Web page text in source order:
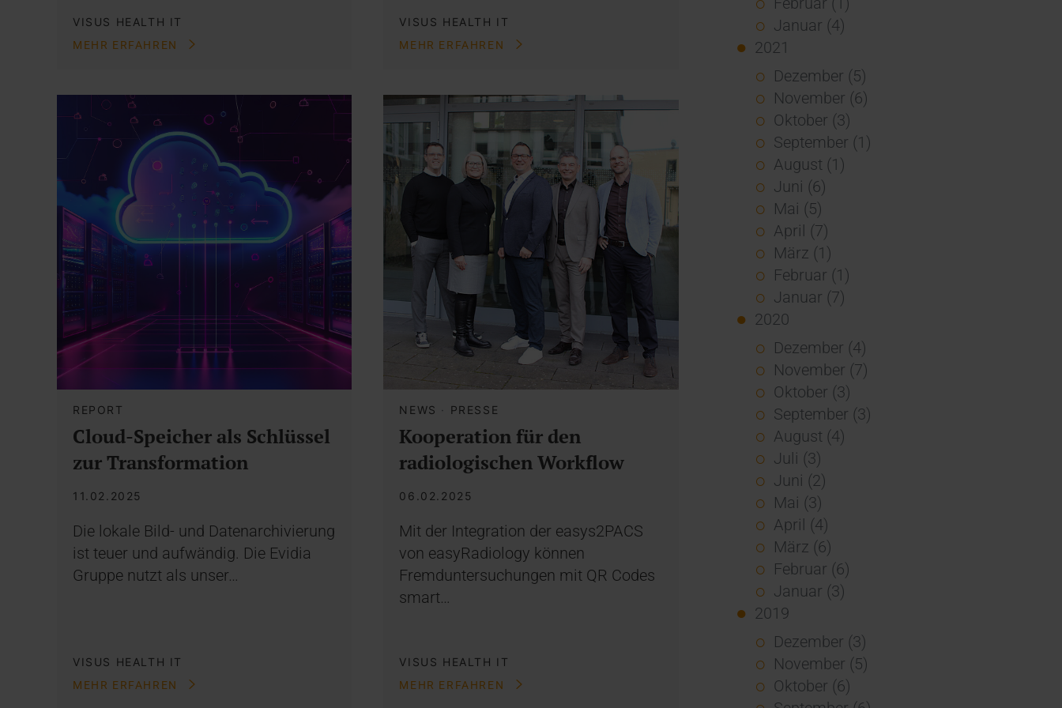
VISUS HEALTH IT
MEHR ERFAHREN
VISUS HEALTH IT
MEHR ERFAHREN
REPORT
Cloud-Speicher als Schlüssel
zur Transformation
11.02.2025
Die lokale Bild- und Datenarchivierung
ist teuer und aufwändig. Die Evidia
Gruppe nutzt als unser…
VISUS HEALTH IT
MEHR ERFAHREN
NEWS · PRESSE
Kooperation für den
radiologischen Workflow
06.02.2025
Mit der Integration der easys2PACS
von easyRadiology können
Fremduntersuchungen mit QR Codes
smart…
VISUS HEALTH IT
MEHR ERFAHREN
Januar (4)
2021
Dezember (5)
November (6)
Oktober (3)
September (1)
August (1)
Juni (6)
Mai (5)
April (7)
März (1)
Februar (1)
Januar (7)
2020
Dezember (4)
November (7)
Oktober (3)
September (3)
August (4)
Juli (3)
Juni (2)
Mai (3)
April (4)
März (6)
Februar (6)
Januar (3)
2019
Dezember (3)
November (5)
Oktober (6)